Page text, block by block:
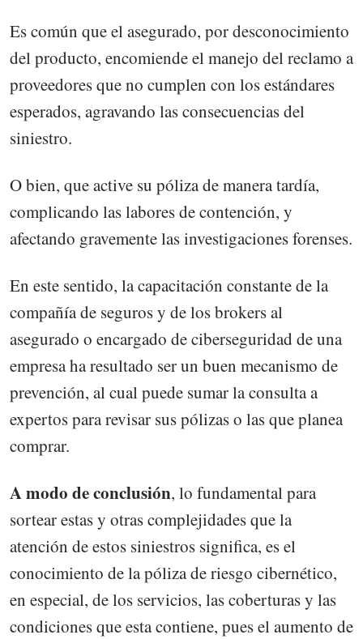
Es común que el asegurado, por desconocimiento
del producto, encomiende el manejo del reclamo a
proveedores que no cumplen con los estándares
esperados, agravando las consecuencias del
siniestro.
O bien, que active su póliza de manera tardía,
complicando las labores de contención, y
afectando gravemente las investigaciones forenses.
En este sentido, la capacitación constante de la
compañía de seguros y de los brokers al
asegurado o encargado de ciberseguridad de una
empresa ha resultado ser un buen mecanismo de
prevención, al cual puede sumar la consulta a
expertos para revisar sus pólizas o las que planea
comprar.
A modo de conclusión, lo fundamental para
sortear estas y otras complejidades que la
atención de estos siniestros significa, es el
conocimiento de la póliza de riesgo cibernético,
en especial, de los servicios, las coberturas y las
condiciones que esta contiene, pues el aumento de